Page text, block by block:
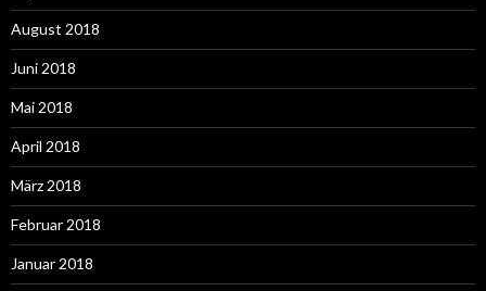
August 2018
Juni 2018
Mai 2018
April 2018
März 2018
Februar 2018
Januar 2018